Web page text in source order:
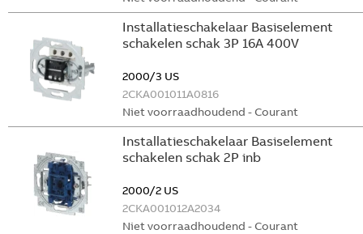
Installatieschakelaar Basiselement
schakelen schak 3P 16A 400V
2000/3 US
2CKA001011A0816
Niet voorraadhoudend - Courant
Installatieschakelaar Basiselement
schakelen schak 2P inb
2000/2 US
2CKA001012A2034
Niet voorraadhoudend - Courant